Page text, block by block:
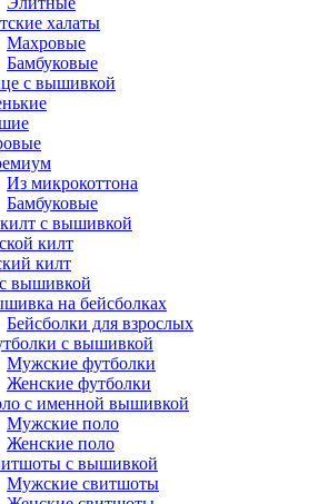
халаты
Махровые
Бамбуковые
с вышивкой
Из микрокоттона
Бамбуковые
с вышивкой
килт
килт
вышивкой
на бейсболках
Бейсболки для взрослых
с вышивкой
Мужские футболки
Женские футболки
с именной вышивкой
Мужские поло
Женские поло
с вышивкой
Мужские свитшоты